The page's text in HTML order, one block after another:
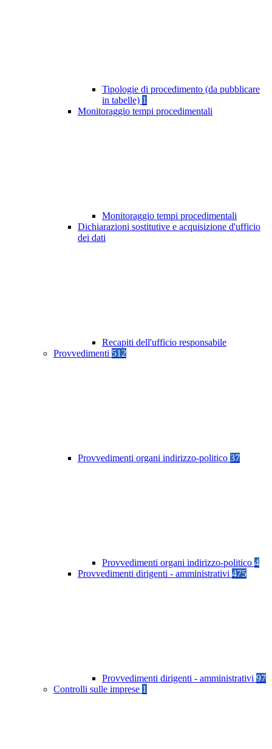
Tipologie di procedimento (da pubblicare
in tabelle) 1
Monitoraggio tempi procedimentali
Monitoraggio tempi procedimentali
Dichiarazioni sostitutive e acquisizione d'ufficio
dei dati
Recapiti dell'ufficio responsabile
Provvedimenti 512
Provvedimenti organi indirizzo-politico 37
Provvedimenti organi indirizzo-politico 4
Provvedimenti dirigenti - amministrativi 475
Provvedimenti dirigenti - amministrativi 97
Controlli sulle imprese 1